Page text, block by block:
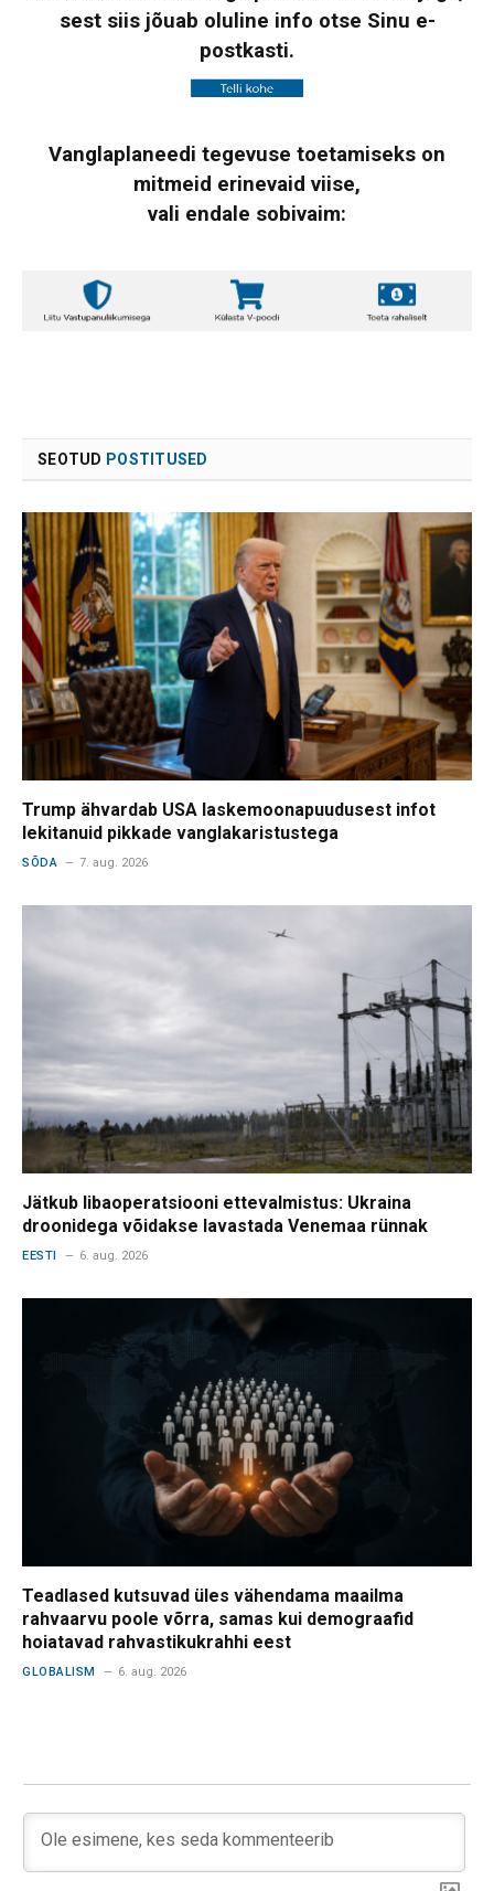
sest siis jõuab oluline info otse Sinu e-
postkasti.
Vanglaplaneedi tegevuse toetamiseks on
mitmeid erinevaid viise,
vali endale sobivaim:
SEOTUD POSTITUSED
Trump ähvardab USA laskemoonapuudusest infot
lekitanuid pikkade vanglakaristustega
SÕDA 7. aug. 2026
Jätkub libaoperatsiooni ettevalmistus: Ukraina
droonidega võidakse lavastada Venemaa rünnak
EESTI 6. aug. 2026
Teadlased kutsuvad üles vähendama maailma
rahvaarvu poole võrra, samas kui demograafid
hoiatavad rahvastikukrahhi eest
GLOBALISM 6. aug. 2026